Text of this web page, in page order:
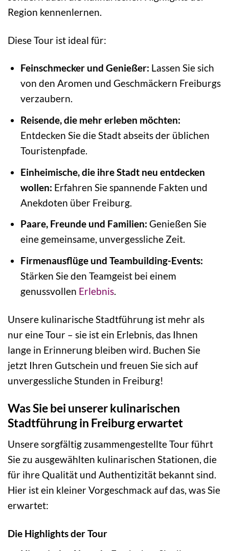
Region kennenlernen.
Diese Tour ist ideal für:
Feinschmecker und Genießer: Lassen Sie sich
von den Aromen und Geschmäckern Freiburgs
verzaubern.
Reisende, die mehr erleben möchten:
Entdecken Sie die Stadt abseits der üblichen
Touristenpfade.
Einheimische, die ihre Stadt neu entdecken
wollen: Erfahren Sie spannende Fakten und
Anekdoten über Freiburg.
Paare, Freunde und Familien: Genießen Sie
eine gemeinsame, unvergessliche Zeit.
Firmenausflüge und Teambuilding-Events:
Stärken Sie den Teamgeist bei einem
genussvollen Erlebnis.
Unsere kulinarische Stadtführung ist mehr als
nur eine Tour – sie ist ein Erlebnis, das Ihnen
lange in Erinnerung bleiben wird. Buchen Sie
jetzt Ihren Gutschein und freuen Sie sich auf
unvergessliche Stunden in Freiburg!
Was Sie bei unserer kulinarischen
Stadtführung in Freiburg erwartet
Unsere sorgfältig zusammengestellte Tour führt
Sie zu ausgewählten kulinarischen Stationen, die
für ihre Qualität und Authentizität bekannt sind.
Hier ist ein kleiner Vorgeschmack auf das, was Sie
erwartet:
Die Highlights der Tour